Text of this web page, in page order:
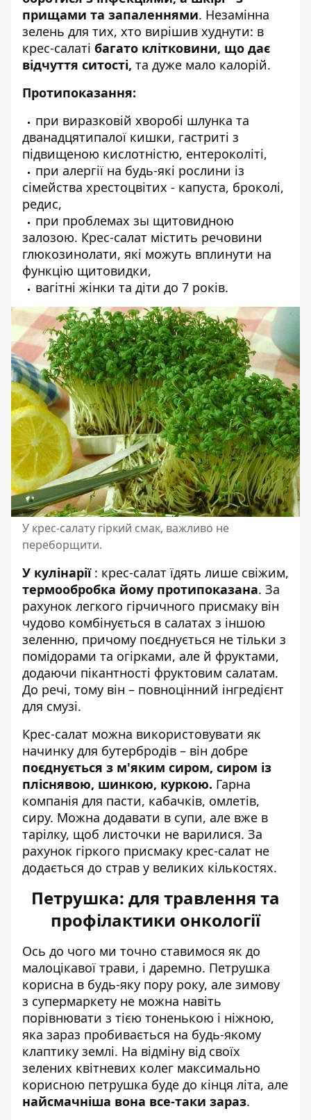
прищами та запаленнями. Незамінна
зелень для тих, хто вирішив худнути: в
крес-салаті багато клітковини, що дає
відчуття ситості, та дуже мало калорій.
Протипоказання:
при виразковій хворобі шлунка та
дванадцятипалої кишки, гастриті з
підвищеною кислотністю, ентероколіті,
при алергії на будь-які рослини із
сімейства хрестоцвітих - капуста, броколі,
редис,
при проблемах зы щитовидною
залозою. Крес-салат містить речовини
глюкозинолати, які можуть вплинути на
функцію щитовидки,
вагітні жінки та діти до 7 років.
У крес-салату гіркий смак, важливо не
переборщити.
У кулінарії: крес-салат їдять лише свіжим,
термообробка йому протипоказана. За
рахунок легкого гірчичного присмаку він
чудово комбінується в салатах з іншою
зеленню, причому поєднується не тільки з
помідорами та огірками, але й фруктами,
додаючи пікантності фруктовим салатам.
До речі, тому він – повноцінний інгредієнт
для смузі.
Крес-салат можна використовувати як
начинку для бутербродів – він добре
поєднується з м'яким сиром, сиром із
пліснявою, шинкою, куркою. Гарна
компанія для пасти, кабачків, омлетів,
сиру. Можна додавати в супи, але вже в
тарілку, щоб листочки не варилися. За
рахунок гіркого присмаку крес-салат не
додається до страв у великих кількостях.
Петрушка: для травлення та
профілактики онкології
Ось до чого ми точно ставимося як до
малоцікавої трави, і даремно. Петрушка
корисна в будь-яку пору року, але зимову
з супермаркету не можна навіть
порівнювати з тією тоненькою і ніжною,
яка зараз пробивається на будь-якому
клаптику землі. На відміну від своїх
зелених квітневих колег максимально
корисною петрушка буде до кінця літа, але
найсмачніша вона все-таки зараз.